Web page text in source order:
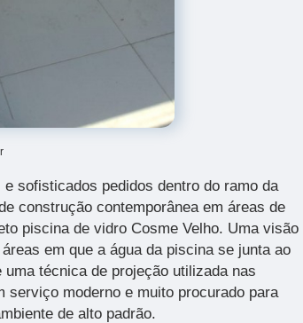
sofisticados pedidos dentro do ramo da
construção contemporânea em áreas de
piscina de vidro Cosme Velho. Uma visão
em que a água da piscina se junta ao
técnica de projeção utilizada nas
serviço moderno e muito procurado para
de alto padrão.